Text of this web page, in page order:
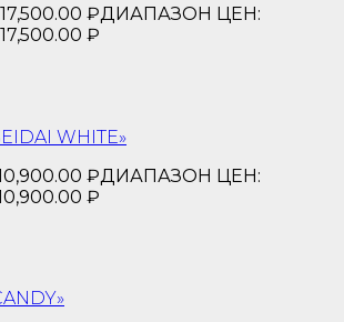
17,500.00 ₽ДИАПАЗОН ЦЕН:
₽
WHITE»
₽ДИАПАЗОН ЦЕН:
₽